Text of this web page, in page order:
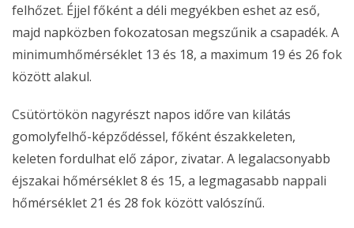
felhőzet. Éjjel főként a déli megyékben eshet az eső,
majd napközben fokozatosan megszűnik a csapadék. A
minimumhőmérséklet 13 és 18, a maximum 19 és 26 fok
között alakul.
Csütörtökön nagyrészt napos időre van kilátás
gomolyfelhő-képződéssel, főként északkeleten,
keleten fordulhat elő zápor, zivatar. A legalacsonyabb
éjszakai hőmérséklet 8 és 15, a legmagasabb nappali
hőmérséklet 21 és 28 fok között valószínű.